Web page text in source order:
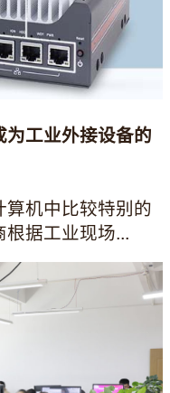
工业外接设备的
机中比较特别的
据工业现场...